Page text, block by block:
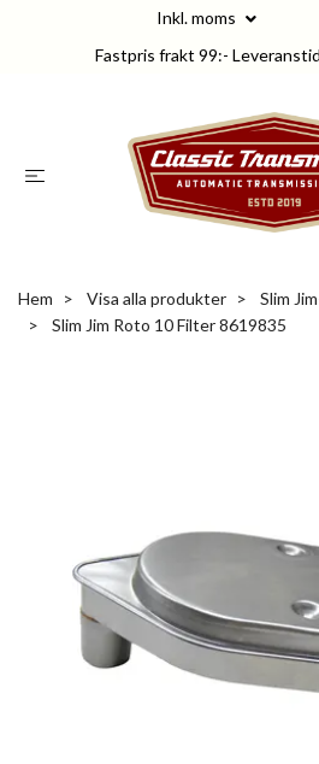
Inkl. moms
Fastpris frakt 99:-
Hem Visa alla produkter Slim
Slim Jim Roto 10 Filter 8619835